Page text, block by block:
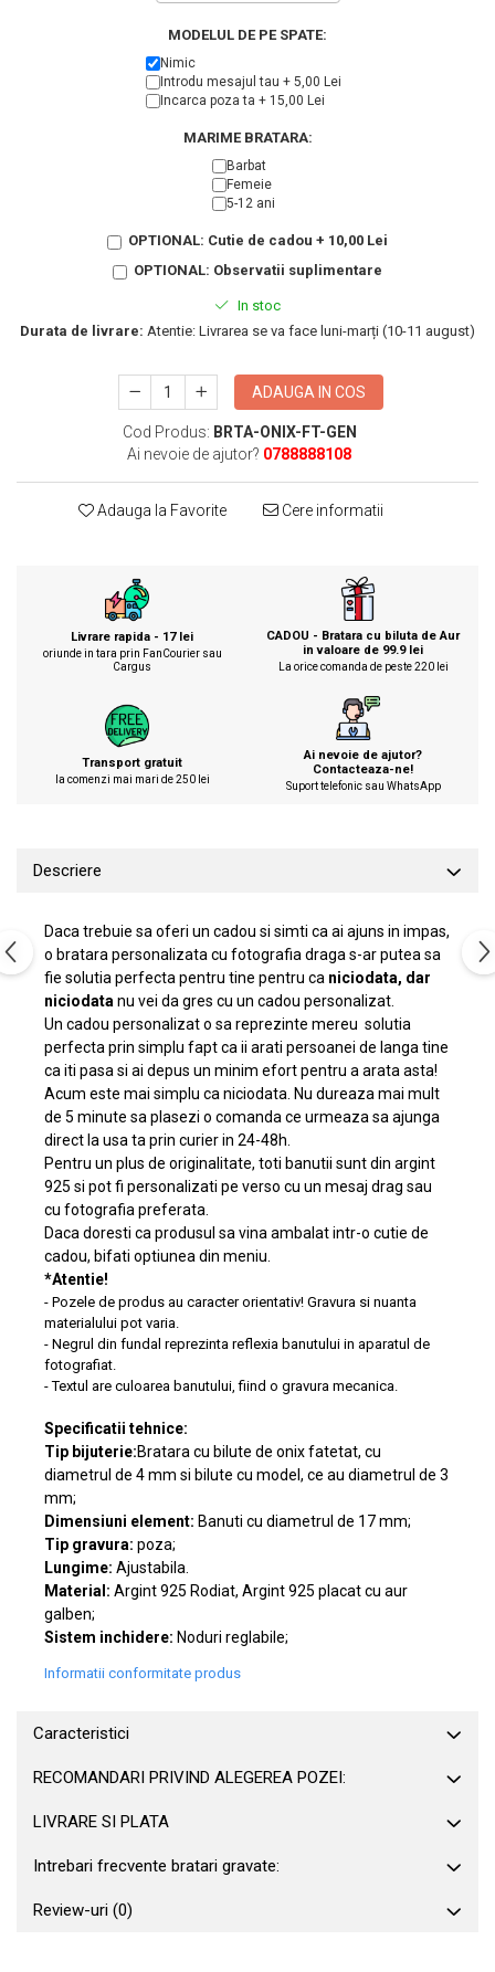
Echipe de fotbal
Brelocuri cu mesaje amuzante
Cadouri pentru parinti de Craciun
MODELUL DE PE SPATE:
Nimic
Introdu mesajul tau + 5,00 Lei
Incarca poza ta + 15,00 Lei
MARIME BRATARA:
Barbat
Femeie
5-12 ani
OPTIONAL: Cutie de cadou + 10,00 Lei
OPTIONAL: Observatii suplimentare
In stoc
Durata de livrare: Atentie: Livrarea se va face luni-marți (10-11 august)
ADAUGA IN COS
Cod Produs: BRTA-ONIX-FT-GEN
Ai nevoie de ajutor? 0788888108
Adauga la Favorite Cere informatii
Livrare rapida - 17 lei
oriunde in tara prin FanCourier sau
Cargus
CADOU - Bratara cu biluta de Aur
in valoare de 99.9 lei
La orice comanda de peste 220 lei
Transport gratuit
la comenzi mai mari de 250 lei
Ai nevoie de ajutor?
Contacteaza-ne!
Suport telefonic sau WhatsApp
Descriere
Daca trebuie sa oferi un cadou si simti ca ai ajuns in impas,
o bratara personalizata cu fotografia draga s-ar putea sa
fie solutia perfecta pentru tine pentru ca niciodata, dar
niciodata nu vei da gres cu un cadou personalizat.
Un cadou personalizat o sa reprezinte mereu solutia
perfecta prin simplu fapt ca ii arati persoanei de langa tine
ca iti pasa si ai depus un minim efort pentru a arata asta!
Acum este mai simplu ca niciodata. Nu dureaza mai mult
de 5 minute sa plasezi o comanda ce urmeaza sa ajunga
direct la usa ta prin curier in 24-48h.
Pentru un plus de originalitate, toti banutii sunt din argint
925 si pot fi personalizati pe verso cu un mesaj drag sau
cu fotografia preferata.
Daca doresti ca produsul sa vina ambalat intr-o cutie de
cadou, bifati optiunea din meniu.
*Atentie!
- Pozele de produs au caracter orientativ! Gravura si nuanta
materialului pot varia.
- Negrul din fundal reprezinta reflexia banutului in aparatul de
fotografiat.
- Textul are culoarea banutului, fiind o gravura mecanica.
Specificatii tehnice:
Tip bijuterie:Bratara cu bilute de onix fatetat, cu
diametrul de 4 mm si bilute cu model, ce au diametrul de 3
mm;
Dimensiuni element: Banuti cu diametrul de 17 mm;
Tip gravura: poza;
Lungime: Ajustabila.
Material: Argint 925 Rodiat, Argint 925 placat cu aur
galben;
Sistem inchidere: Noduri reglabile;
Informatii conformitate produs
Caracteristici
RECOMANDARI PRIVIND ALEGEREA POZEI:
LIVRARE SI PLATA
Intrebari frecvente bratari gravate:
Review-uri (0)